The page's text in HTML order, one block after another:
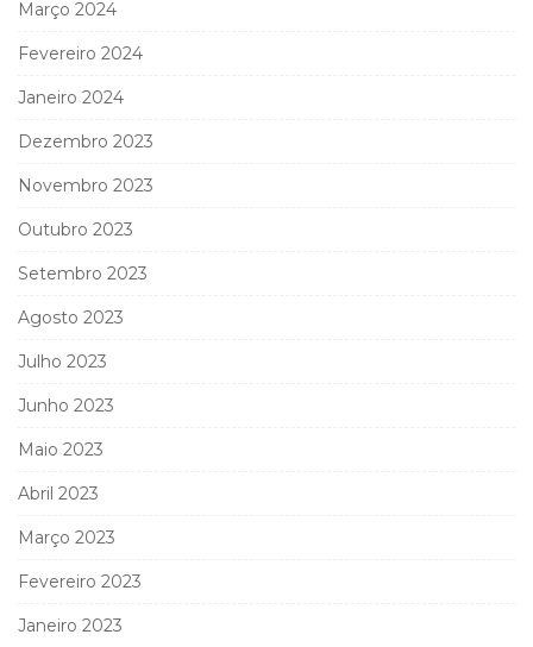
Março 2024
Fevereiro 2024
Janeiro 2024
Dezembro 2023
Novembro 2023
Outubro 2023
Setembro 2023
Agosto 2023
Julho 2023
Junho 2023
Maio 2023
Abril 2023
Março 2023
Fevereiro 2023
Janeiro 2023